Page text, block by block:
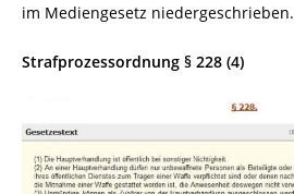
im Mediengesetz niedergeschrieben.
Strafprozessordnung § 228 (4)